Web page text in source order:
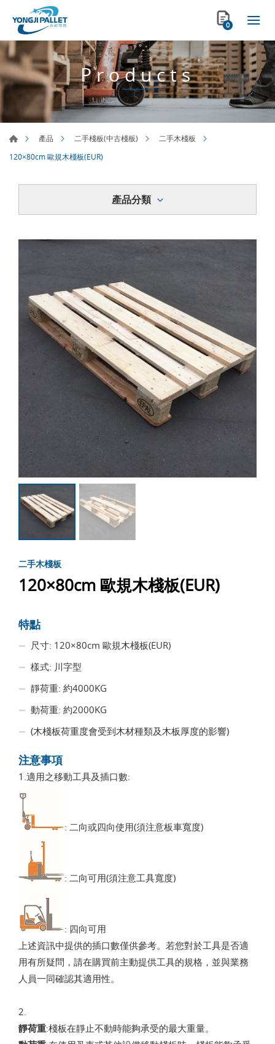
0
Products
產品 二手棧板(中古棧板)
二手木棧板
120×80cm 歐規木棧板(EUR)
產品分類
二手木棧板
120×80cm 歐規木棧板(EUR)
特點
尺寸: 120×80cm 歐規木棧板(EUR)
樣式: 川字型
靜荷重: 約4000KG
動荷重: 約2000KG
(木棧板荷重度會受到木材種類及木板厚度的影響)
注意事項
1.適用之移動工具及插口數:
: 二向或四向使用(須注意板車寬度)
: 二向可用(須注意工具寬度)
: 四向可用
上述資訊中提供的插口數僅供參考。若您對於工具是否適
用有所疑問，請在購買前主動提供工具的規格，並與業務
人員一同確認其適用性。
2.
靜荷重:棧板在靜止不動時能夠承受的最大重量。